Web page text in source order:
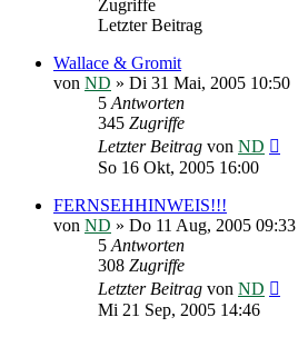
Zugriffe
Letzter Beitrag
Wallace & Gromit
von ND » Di 31 Mai, 2005 10:50
5Antworten
345 Zugriffe
Letzter Beitrag von ND
So 16 Okt, 2005 16:00
FERNSEHHINWEIS!!!
von ND » Do 11 Aug, 2005 09:33
5Antworten
308 Zugriffe
Letzter Beitrag von ND
Mi 21 Sep, 2005 14:46